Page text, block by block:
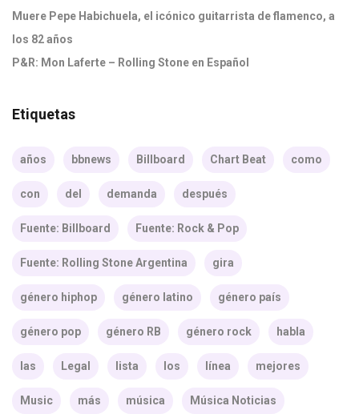
Muere Pepe Habichuela, el icónico guitarrista de flamenco, a
los 82 años
P&R: Mon Laferte – Rolling Stone en Español
Etiquetas
años bbnews Billboard Chart Beat como
con del demanda después
Fuente: Billboard Fuente: Rock & Pop
Fuente: Rolling Stone Argentina gira
género hiphop género latino género país
género pop género RB género rock habla
las Legal lista los línea mejores
Music más música Música Noticias